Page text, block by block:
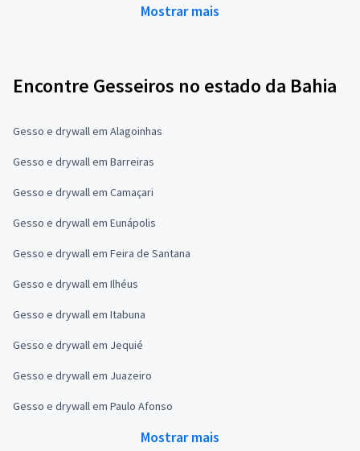
Mostrar mais
Encontre Gesseiros no estado da Bahia
Gesso e drywall em Alagoinhas
Gesso e drywall em Barreiras
Gesso e drywall em Camaçari
Gesso e drywall em Eunápolis
Gesso e drywall em Feira de Santana
Gesso e drywall em Ilhéus
Gesso e drywall em Itabuna
Gesso e drywall em Jequié
Gesso e drywall em Juazeiro
Gesso e drywall em Paulo Afonso
Mostrar mais